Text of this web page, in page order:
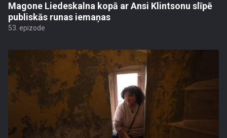
Magone Liedeskalna kopā ar Ansi Klintsonu slīpē
publiskās runas iemaņas
53. epizode